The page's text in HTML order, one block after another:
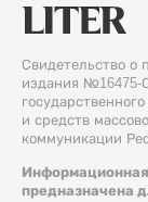
Свидетельство о
издания №16475-
и средств
коммуникации
предназначена